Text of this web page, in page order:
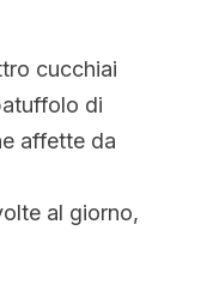
cucchiai
di
affette da
al giorno,